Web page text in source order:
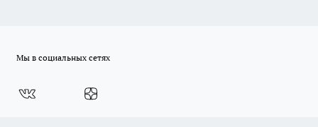
Мы в социальных сетях